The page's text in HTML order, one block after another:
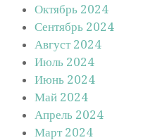
Октябрь 2024
Сентябрь 2024
Август 2024
Июль 2024
Июнь 2024
Май 2024
Апрель 2024
Март 2024